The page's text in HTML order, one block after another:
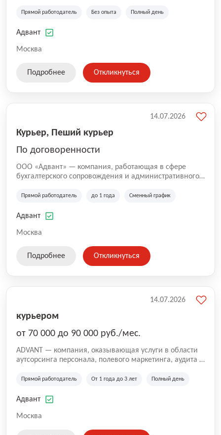
Прямой работодатель Без опыта Полный день
Адвант
Москва
Подробнее Откликнуться
Курьер, Пеший курьер
По договоренности
ООО «Адвант» — компания, работающая в сфере
бухгалтерского сопровождения и административного
зарегистрирована в Санкт-Петербурге и
лиц и коммерческих организаций.
Прямой работодатель до 1 года Сменный график
Адвант
Москва
14.07.2026
Подробнее Откликнуться
курьером
от 70 000 до 90 000 руб./мес.
ADVANT — компания, оказывающая услуги в области
аутсорсинга персонала, полевого маркетинга, аудита и
региональных клиентов. Мы работаем на рынке с
Казахстана и Беларуси, сотрудничая с компаниями из
Прямой работодатель От 1 года до 3 лет Полный день
Адвант
Москва
14.07.2026